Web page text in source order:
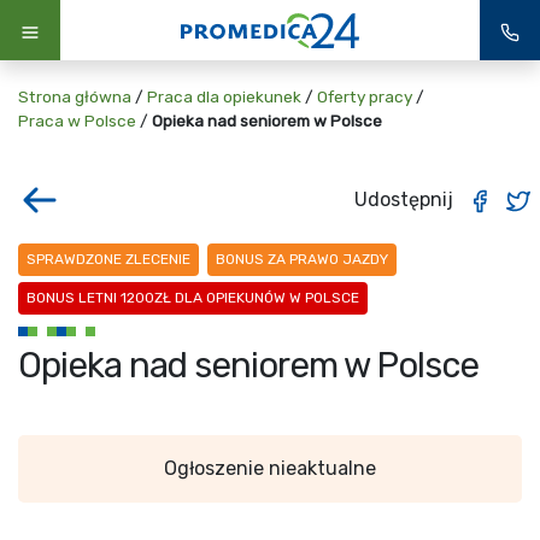
Strona główna / Praca dla opiekunek / Oferty pracy /
Praca w Polsce / Opieka nad seniorem w Polsce
Udostępnij
SPRAWDZONE ZLECENIE BONUS ZA PRAWO JAZDY
BONUS LETNI 1200ZŁ DLA OPIEKUNÓW W POLSCE
Opieka nad seniorem w Polsce
Ogłoszenie nieaktualne